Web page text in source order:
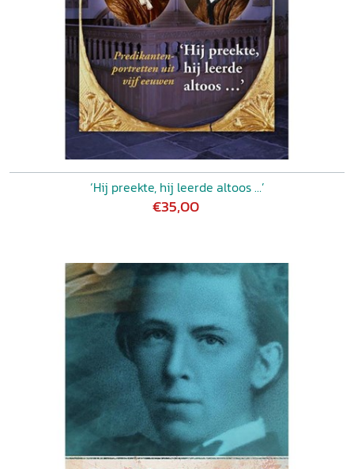
‘Hij preekte, hij leerde altoos …’
€35,00